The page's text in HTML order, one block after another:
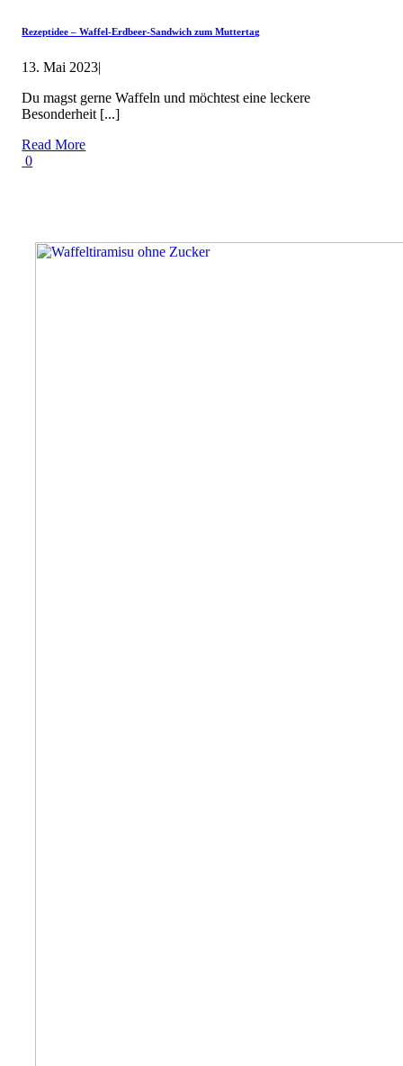
Rezeptidee – Waffel-Erdbeer-Sandwich zum Muttertag
13. Mai 2023|
Du magst gerne Waffeln und möchtest eine leckere
Besonderheit [...]
Read More
0